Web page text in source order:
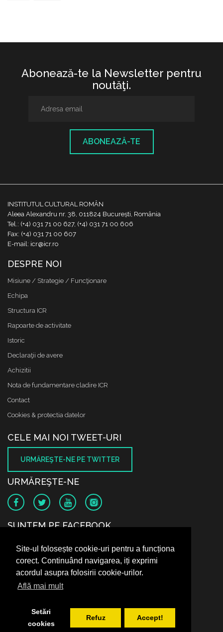
Site-ul folosește cookie-uri pentru a funcționa
corect. Continuând navigarea, iți exprimi
acordul asupra folosirii cookie-urilor.
Află mai mult
Setări
cookies
Refuz Accept!
Abonează-te la Newsletter pentru
noutăţi.
ABONEAZĂ-TE
INSTITUTUL CULTURAL ROMÂN
Aleea Alexandru nr. 38, 011824 București, România
Tel.: (+4) 031 71 00 627, (+4) 031 71 00 606
Fax: (+4) 031 71 00 607
E-mail: icr@icr.ro
DESPRE NOI
Misiune / Strategie / Funcţionare
Echipa
Structura ICR
Rapoarte de activitate
Istoric
Declaraţii de avere
Achizitii
Nota de fundamentare cladire ICR
Contact
Cookies & protectia datelor
CELE MAI NOI TWEET-URI
URMĂREŞTE-NE PE TWITTER
URMĂREŞTE-NE
SUNTEM PE FACEBOOK